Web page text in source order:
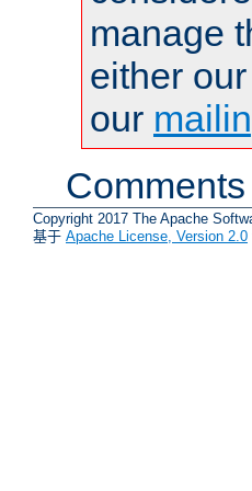
manage
either
our
Copyright 2017 The Apache
基于 Apache License, Version 2.0